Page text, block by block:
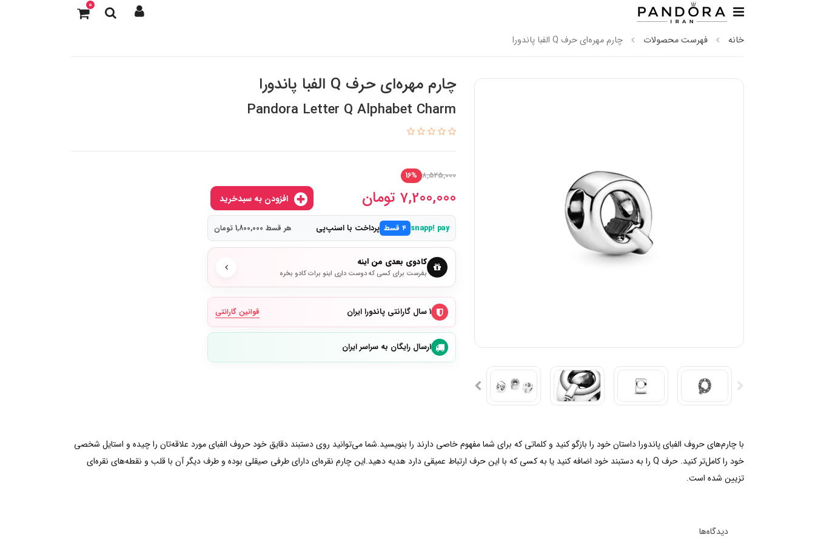
0
خانه فهرست محصولات چارم مهره‌ای حرف Q الفبا پاندورا
چارم مهره‌ای حرف Q الفبا پاندورا
Pandora Letter Q Alphabet Charm
8,525,000
16%
7,200,000 تومان
snapp! pay ۴ قسط پرداخت با اسنپ‌پی هر قسط 1,800,000 تومان
کادوی بعدی من اینه
بفرست برای کسی که دوست داری اینو برات کادو بخره
۱ سال گارانتی پاندورا ایران قوانین گارانتی
ارسال رایگان به سراسر ایران
با چارم‌های حروف الفبای پاندورا داستان خود را بازگو کنید و کلماتی که برای شما مفهوم خاصی دارند را بنویسید.شما می‌توانید روی دستبند دقایق خود حروف الفبای مورد علاقه‌تان را چیده و استایل شخصی
خود را کامل‌تر کنید. حرف Q را به دستبند خود اضافه کنید یا به کسی که با این حرف ارتباط عمیقی دارد هدیه دهید.این چارم نقره‌ای دارای طرفی صیقلی بوده و طرف دیگر آن با قلب و نقطه‌های نقره‌ای
تزیین شده است.
دیدگاه‌ها